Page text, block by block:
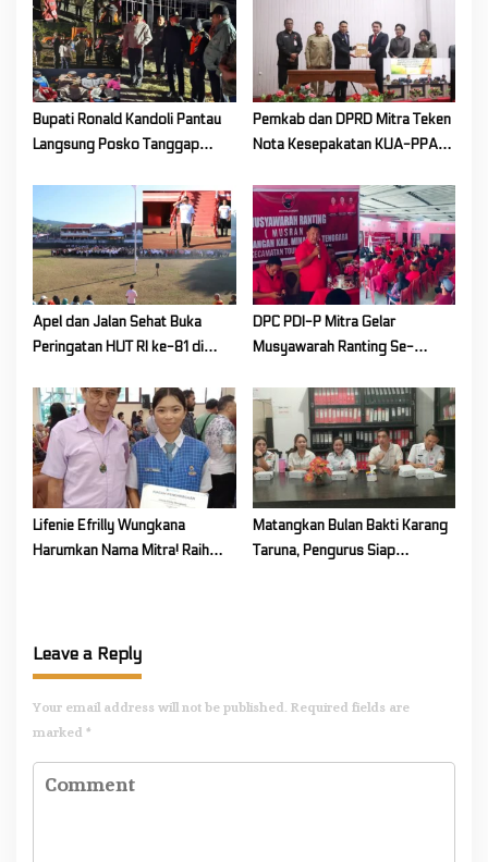
Bupati Ronald Kandoli Pantau
Langsung Posko Tanggap
Gunung Soputan
Pemkab dan DPRD Mitra Teken
Nota Kesepakatan KUA-PPAS
Apel dan Jalan Sehat Buka
Peringatan HUT RI ke-81 di
Persatuan dan Kesatuan
DPC PDI-P Mitra Gelar
Musyawarah Ranting Se-
Lifenie Efrilly Wungkana
Harumkan Nama Mitra! Raih
Matangkan Bulan Bakti Karang
Taruna, Pengurus Siap
Leave a Reply
Your email address will not be published. Required fields are
marked *